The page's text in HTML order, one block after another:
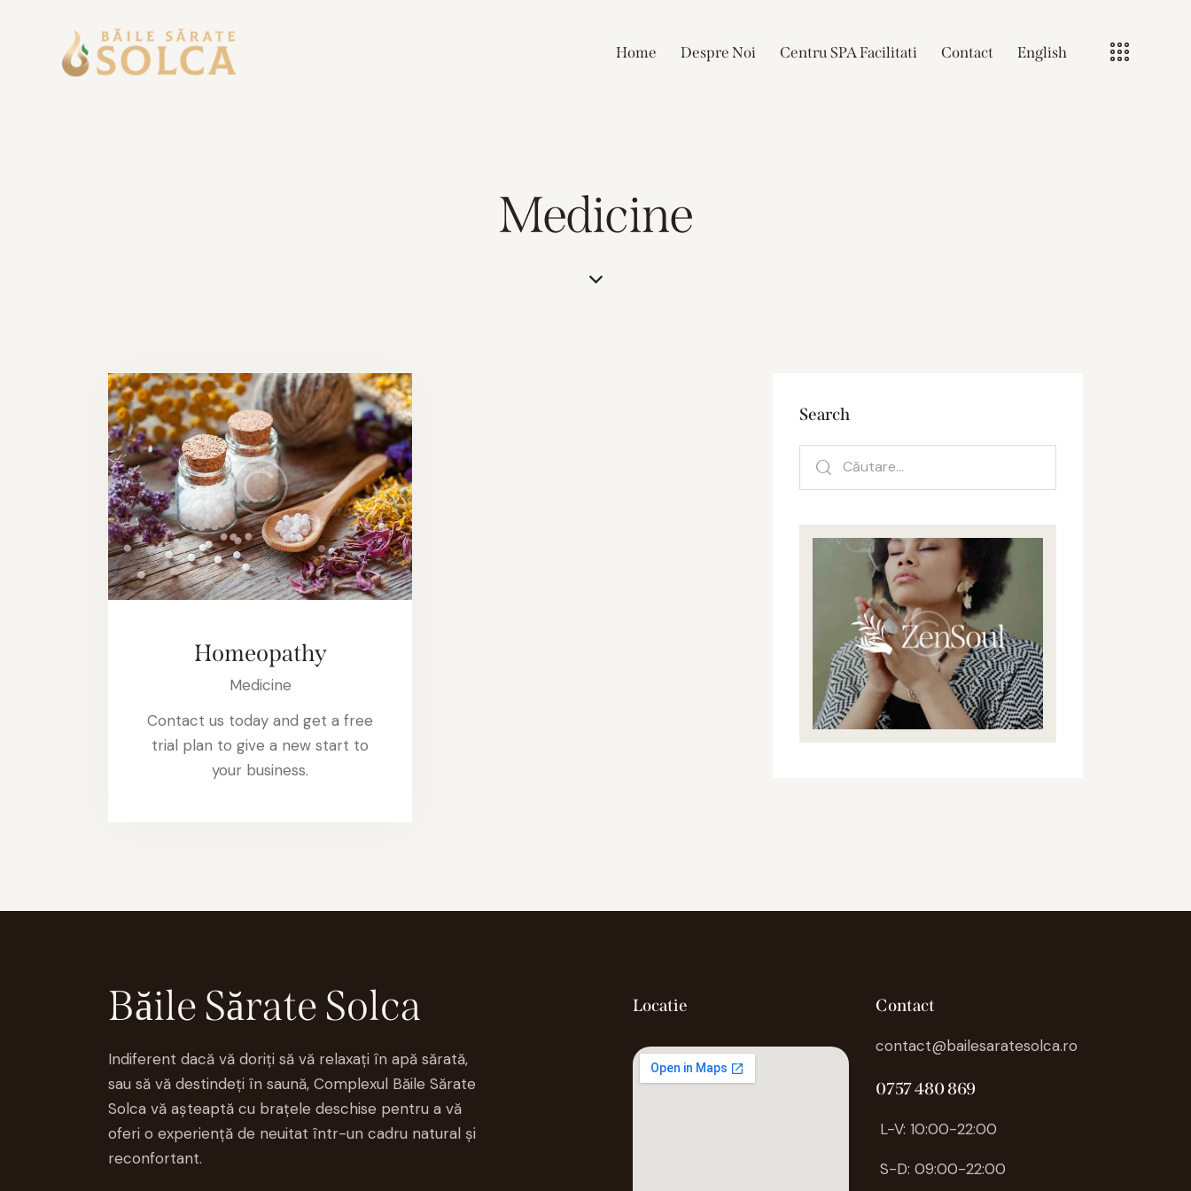
Home Despre Noi Centru SPA Facilitati Contact English
Medicine
Homeopathy
Medicine
Contact us today and get a free
trial plan to give a new start to
your business.
Search
Băile Sărate Solca
Indiferent dacă vă doriți să vă relaxați în apă sărată,
sau să vă destindeți în saună, Complexul Băile Sărate
Solca vă așteaptă cu brațele deschise pentru a vă
oferi o experiență de neuitat într-un cadru natural și
reconfortant.
Locatie Contact
contact@bailesaratesolca.ro
0757 480 869
L-V: 10:00-22:00
S-D: 09:00-22:00